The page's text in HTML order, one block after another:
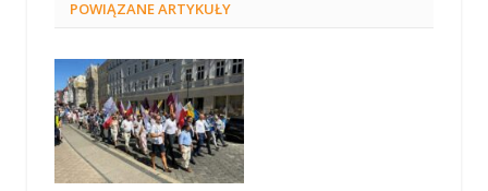
POWIĄZANEARTYKUŁY